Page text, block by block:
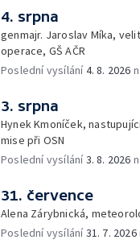
4. srpna
genmajr. Jaroslav Míka,
operace, GŠ AČR
Poslední vysílání4. 8. 2026
3. srpna
Hynek Kmoníček,
mise při OSN
Poslední vysílání3. 8. 2026
31. července
Alena Zárybnická,
Poslední vysílání31. 7. 2026